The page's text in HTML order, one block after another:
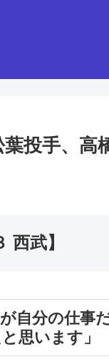
投手、
西武】
自分の仕事
思います」